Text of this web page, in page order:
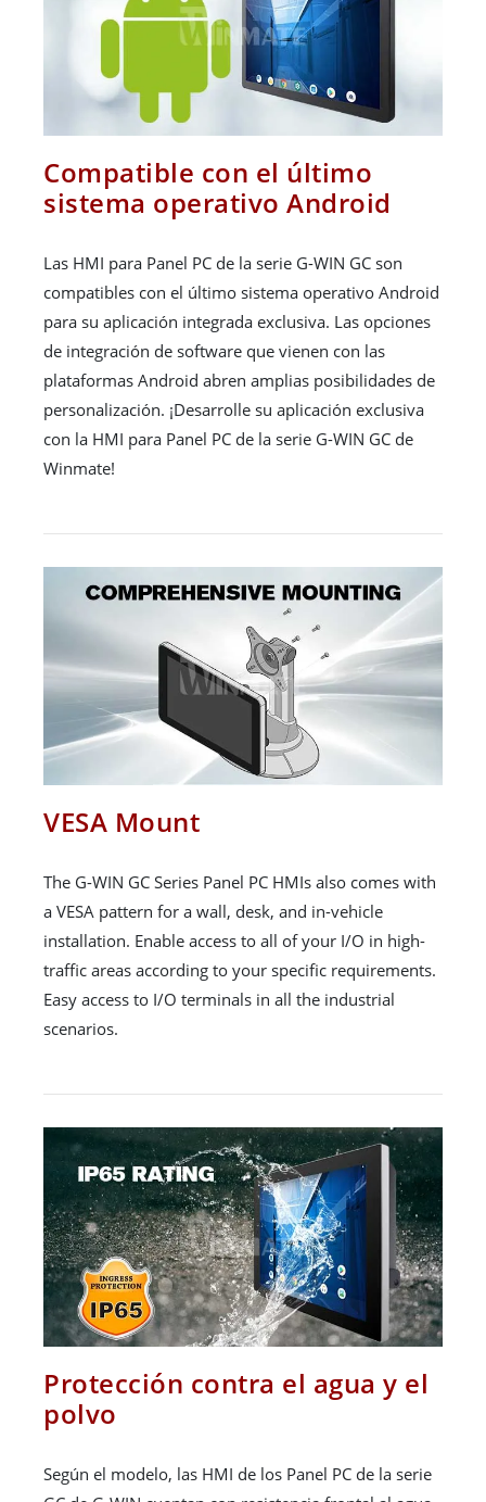
Compatible con el último
sistema operativo Android
Las HMI para Panel PC de la serie G-WIN GC son
compatibles con el último sistema operativo Android
para su aplicación integrada exclusiva. Las opciones
de integración de software que vienen con las
plataformas Android abren amplias posibilidades de
personalización. ¡Desarrolle su aplicación exclusiva
con la HMI para Panel PC de la serie G-WIN GC de
Winmate!
VESA Mount
The G-WIN GC Series Panel PC HMIs also comes with
a VESA pattern for a wall, desk, and in-vehicle
installation. Enable access to all of your I/O in high-
traffic areas according to your specific requirements.
Easy access to I/O terminals in all the industrial
scenarios.
Protección contra el agua y el
polvo
Según el modelo, las HMI de los Panel PC de la serie